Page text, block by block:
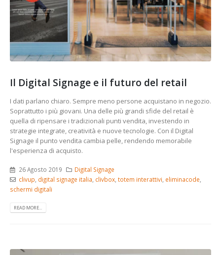
Il Digital Signage e il futuro del retail
I dati parlano chiaro. Sempre meno persone acquistano in negozio.
Soprattutto i più giovani. Una delle più grandi sfide del retail è
quella di ripensare i tradizionali punti vendita, investendo in
strategie integrate, creatività e nuove tecnologie. Con il Digital
Signage il punto vendita cambia pelle, rendendo memorabile
l'esperienza di acquisto.
26 Agosto 2019
Digital Signage
clivup, digital signage italia, clivbox, totem interattivi, eliminacode,
schermi digitali
READ MORE...